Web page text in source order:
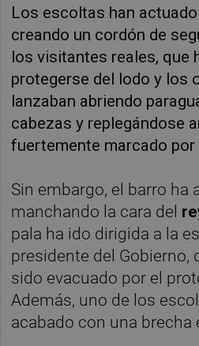
Los escoltas han
creando un cordón de
los visitantes reales, que
protegerse del lodo y los
lanzaban abriendo
cabezas y replegándose
fuertemente marcado por
Sin embargo, el barro ha
manchando la cara del
pala ha ido dirigida a la
presidente del Gobierno,
sido evacuado por el
Además, uno de los
acabado con una brecha